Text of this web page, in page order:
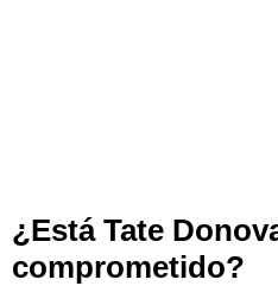
¿Está Tate
comprometido?